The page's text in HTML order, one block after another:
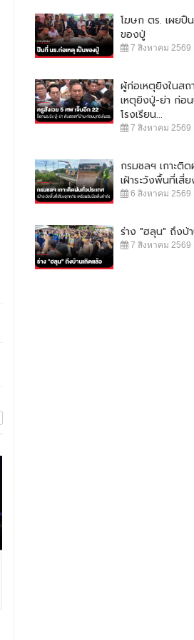
โฆษก ตร. เผยปื
ของปู่
7 สิงหาคม 2569
ผู้ก่อเหตุยิงในส
เหตุยิงปู่-ย่า ก่อ
โรงเรียน...
7 สิงหาคม 2569
กรมชลฯ เกาะติ
เฝ้าระวังพื้นที่เสี่
6 สิงหาคม 2569
ร่าง "ฮลุน" ถึงบ้
7 สิงหาคม 2569